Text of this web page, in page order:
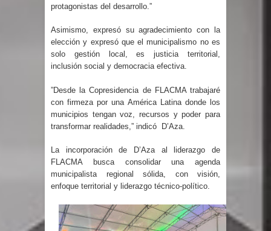
Centroamericanos SD 2026
En Santiago precio del botellón de
agua sube a 90 pesos
Entre 20 y 40 inmigrantes al día son
EE.UU., según NBC
Belkis Concepción será intervenida
por un delicado problema cardíaco
protagonistas del desarrollo.”
Asimismo, expresó su agradecimiento con la
elección y expresó que el municipalismo no es
solo gestión local, es justicia territorial,
inclusión social y democracia efectiva.
”Desde la Copresidencia de FLACMA trabajaré
con firmeza por una América Latina donde los
municipios tengan voz, recursos y poder para
transformar realidades,” indicó
D’Aza.
La incorporación de D’Aza al liderazgo de
FLACMA busca consolidar una agenda
municipalista regional sólida, con visión,
enfoque territorial y liderazgo técnico-político.